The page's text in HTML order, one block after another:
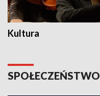
Kultura
SPOŁECZEŃSTWO